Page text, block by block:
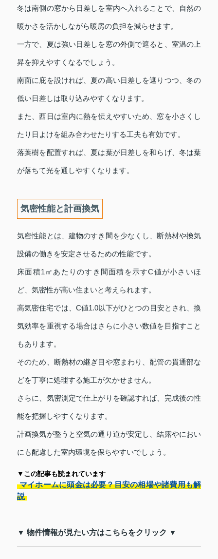
冬は南側の窓から日差しを室内へ入れることで、自然の
暖かさを活かしながら暖房の負担を減らせます。
一方で、夏は強い日差しを窓の外側で遮ると、室温の上
昇を抑えやすくなるでしょう。
南面に庇を設ければ、夏の高い日差しを遮りつつ、冬の
低い日差しは取り込みやすくなります。
また、西日は室内に熱を伝えやすいため、窓を小さくし
たり日よけを組み合わせたりする工夫も有効です。
落葉樹を配置すれば、夏は葉が日差しを和らげ、冬は葉
が落ちて光を通しやすくなります。
気密性能と計画換気
気密性能とは、建物のすき間を少なくし、断熱材や換気
設備の働きを安定させるための性能です。
床面積1㎡あたりのすき間面積を示すC値が小さいほ
ど、気密性が高い住まいと考えられます。
高気密住宅では、C値1.0以下がひとつの目安とされ、換
気効率を重視する場合はさらに小さい数値を目指すこと
もあります。
そのため、断熱材の継ぎ目や窓まわり、配管の貫通部な
どを丁寧に処理する施工が欠かせません。
さらに、気密測定で仕上がりを確認すれば、完成後の性
能を把握しやすくなります。
計画換気が整うと空気の通り道が安定し、結露やにおい
にも配慮した室内環境を保ちやすいでしょう。
▼この記事も読まれています
マイホームに頭金は必要？目安の相場や諸費用も解
説
▼ 物件情報が見たい方はこちらをクリック ▼